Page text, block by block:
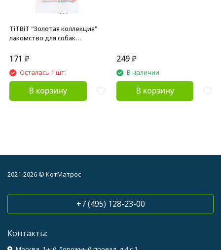
TiTBiT "Золотая коллекция"
лакомство для собак
171 ₽
Осталась 1 шт.
В корзину
249 ₽
В наличии
В корзину
2021-2026 © КотМатрос
+7 (495) 128-23-00
Контакты: